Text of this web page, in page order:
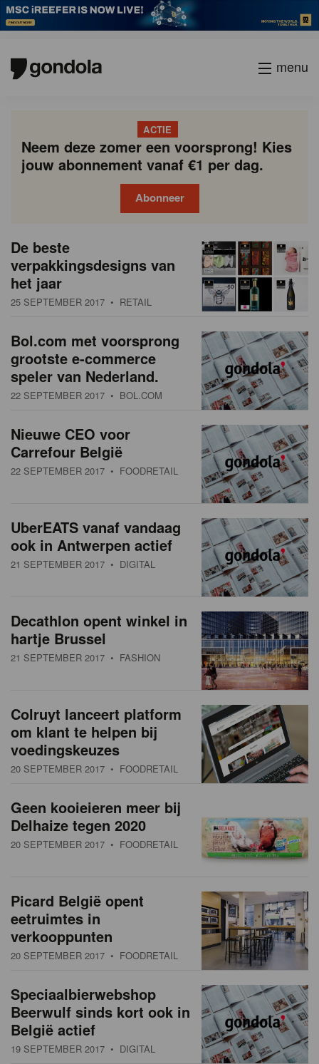
menu
ACTIE
Neem deze zomer een voorsprong! Kies
jouw abonnement vanaf €1 per dag.
Abonneer
N
e
u
w
s
o
v
e
c
De beste
verpakkingsdesigns van
het jaar
25 SEPTEMBER 2017 • RETAIL
Bol.com met voorsprong
grootste e-commerce
speler van Nederland.
22 SEPTEMBER 2017 • BOL.COM
Nieuwe CEO voor
Carrefour België
22 SEPTEMBER 2017 • FOODRETAIL
UberEATS vanaf vandaag
ook in Antwerpen actief
21 SEPTEMBER 2017 • DIGITAL
Decathlon opent winkel in
hartje Brussel
21 SEPTEMBER 2017 • FASHION
Colruyt lanceert platform
om klant te helpen bij
voedingskeuzes
20 SEPTEMBER 2017 • FOODRETAIL
Geen kooieieren meer bij
Delhaize tegen 2020
20 SEPTEMBER 2017 • FOODRETAIL
Picard België opent
eetruimtes in
verkooppunten
20 SEPTEMBER 2017 • FOODRETAIL
Speciaalbierwebshop
Beerwulf sinds kort ook in
België actief
19 SEPTEMBER 2017 • DIGITAL
P
a
g
i
a
t
i
o
Vorige
Page
Page
Page
Page
Current
page
Page
Page
Page
Page
Volgende
academy
society